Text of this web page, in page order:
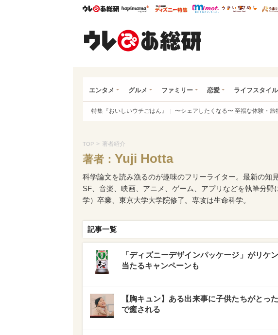
ウレぴあ総研ハピママ* ウレぴあ総研 ディズニー
mimot. うま
エンタメ グルメ ファミリー 恋愛 ライフスタイル
特集『おいしいウチごはん』 〜シェアしたくなる〜 至福な体験・旅
TOP > 著者紹介
著者： Yuji Hotta
科学論文を読み漁るのが趣味のフリーライター。最新の知
SF、音楽、映画、アニメ、ゲーム、アプリなどを執筆分
学）卒業、東京大学大学院修了。専攻は生命科学。
記事一覧
「ディズニーデザインパッケージ」がリケ
当たるキャンペーンも
【胸キュン】ある出来事に子供たちがとっ
で癒される